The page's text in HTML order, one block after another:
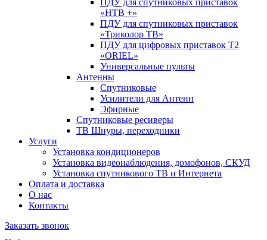
ПДУ для спутниковых приставок
«НТВ +»
ПДУ для спутниковых приставок
«Триколор ТВ»
ПДУ для цифровых приставок Т2
«ORIEL»
Универсальные пульты
Антенны
Спутниковые
Усилители для Антенн
Эфирные
Спутниковые ресиверы
ТВ Шнуры, переходники
Услуги
Установка кондиционеров
Установка видеонаблюдения, домофонов, СКУД
Установка спутникового ТВ и Интернета
Оплата и доставка
О нас
Контакты
Заказать звонок